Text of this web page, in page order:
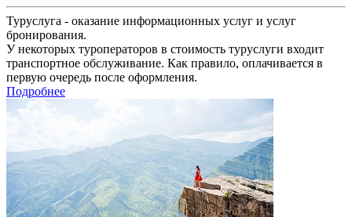
Туруслуга - оказание информационных услуг и услуг
бронирования.
У некоторых туроператоров в стоимость туруслуги входит
транспортное обслуживание. Как правило, оплачивается в
первую очередь после оформления.
Подробнее